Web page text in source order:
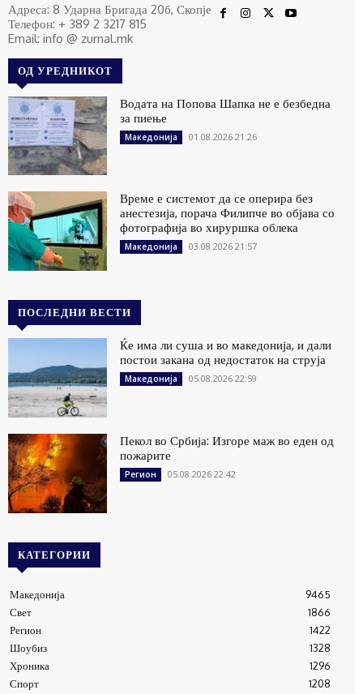
Адреса: 8 Ударна Бригада 20б, Скопје
Телефон: + 389 2 3217 815
Email: info @ zurnal.mk
ОД УРЕДНИКОТ
Водата на Попова Шапка не е безбедна
за пиење
Македонија 01.08.2026 21:26
Време е системот да се оперира без
анестезија, порача Филипче во објава со
фотографија во хируршка облека
Македонија 03.08.2026 21:57
ПОСЛЕДНИ ВЕСТИ
Ќе има ли суша и во македонија, и дали
постои закана од недостаток на струја
Македонија 05.08.2026 22:59
Пекол во Србија: Изгоре маж во еден од
пожарите
Регион 05.08.2026 22:42
КАТЕГОРИИ
Македонија
9465
Свет
1866
Регион
1422
Шоубиз
1328
Хроника
1296
Спорт
1208